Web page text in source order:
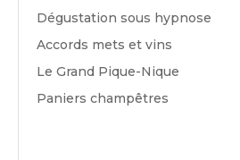
Dégustation sous hypnose
Accords mets et vins
Le Grand Pique-Nique
Paniers champêtres